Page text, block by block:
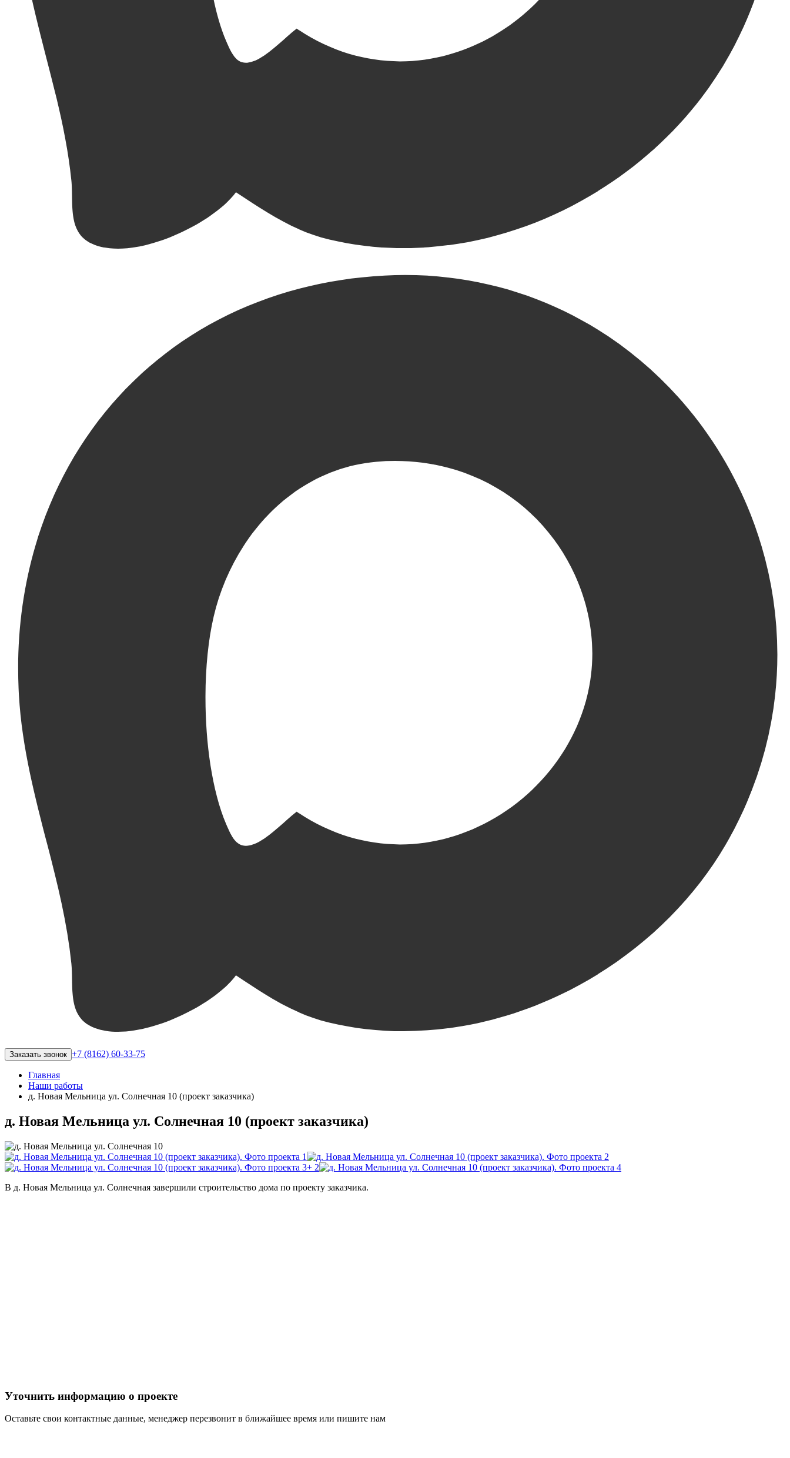
Заказать звонок +7 (8162) 60-33-75
Главная
Наши работы
​д. Новая Мельница ул. Солнечная 10 (проект заказчика)
​д. Новая Мельница ул. Солнечная 10 (проект заказчика)
+ 2
В д. Новая Мельница ул. Солнечная завершили строительство дома по проекту заказчика.
Уточнить информацию о проекте
Оставьте свои контактные данные, менеджер перезвонит в ближайшее время или пишите нам